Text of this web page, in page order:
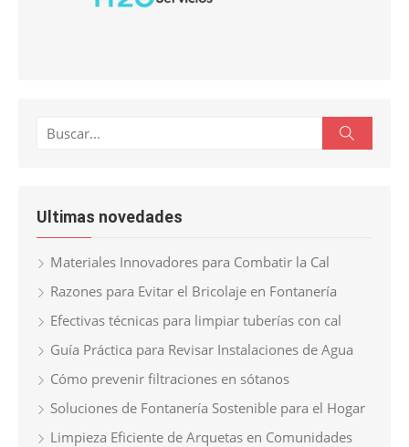
Buscar:
Ultimas novedades
Materiales Innovadores para Combatir la Cal
Razones para Evitar el Bricolaje en Fontanería
Efectivas técnicas para limpiar tuberías con cal
Guía Práctica para Revisar Instalaciones de Agua
Cómo prevenir filtraciones en sótanos
Soluciones de Fontanería Sostenible para el Hogar
Limpieza Eficiente de Arquetas en Comunidades